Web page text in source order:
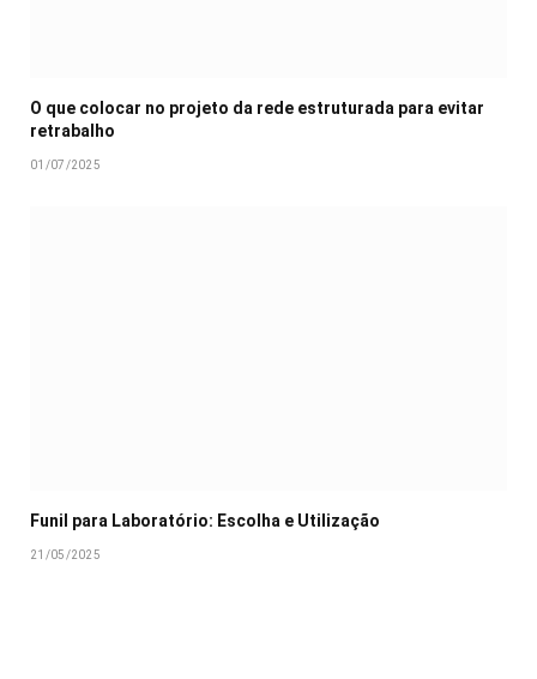
O que colocar no projeto da rede estruturada para evitar
retrabalho
01/07/2025
Funil para Laboratório: Escolha e Utilização
21/05/2025